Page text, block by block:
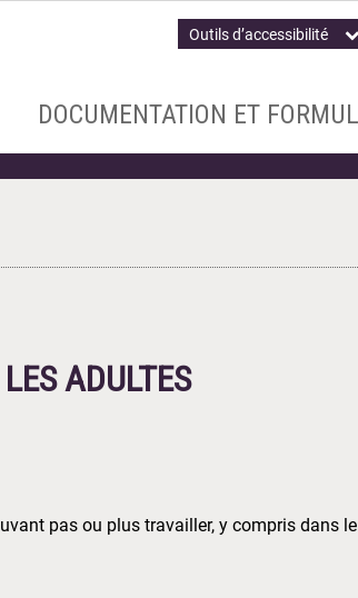
Outils d’accessibilité
DOCUMENTATION ET
ADULTES
pas ou plus travailler, y compris dans